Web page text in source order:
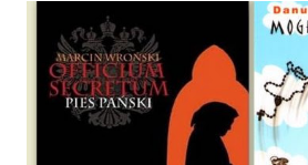
wspólnego życia przeczytacie
nieco okrzepliśmy w codzienności z
ludźmi i kotami, pojawił się pomysł
wyjazd w Beskid Niski. Zanim to
atak padaczki, co spowodowało, że